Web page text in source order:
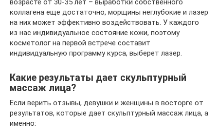
возрасте от 30-35 лет – выработки собственного
коллагена еще достаточно, морщины неглубокие и лазер
на них может эффективно воздействовать. У каждого
из нас индивидуальное состояние кожи, поэтому
косметолог на первой встрече составит
индивидуальную программу курса, выберет лазер.
Какие результаты дает скульптурный
массаж лица?
Если верить отзывы, девушки и женщины в восторге от
результатов, которые дает скульптурный массаж лица, а
именно: